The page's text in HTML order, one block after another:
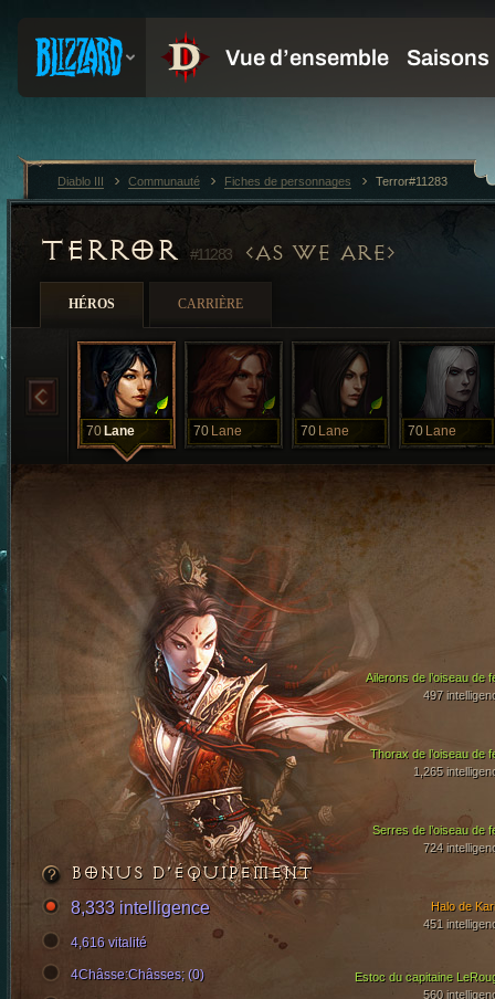
TERROR#11283 AS WE ARE
HÉROS CARRIÈRE
70 Lane 70 Lane 70 Lane 70 Lane
Thorax de l’oiseau de
1,265
Serres de l’oiseau de
724
Ailerons de l’oiseau de
497
Estoc du capitaine
560
Halo de
451
BONUS D’ÉQUIPEMENT
8,333 intelligence
4,616 vitalité
4Châsse:Châsses; (0)
Diablo III Communauté Fiches de personnages Terror#11283